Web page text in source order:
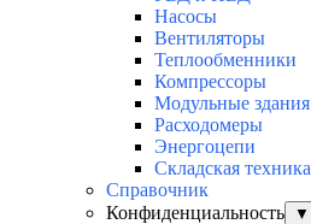
Насосы
Вентиляторы
Теплообменники
Компрессоры
Модульные здания
Расходомеры
Энергоцепи
Складская техника
Справочник
Конфиденциальность
▼